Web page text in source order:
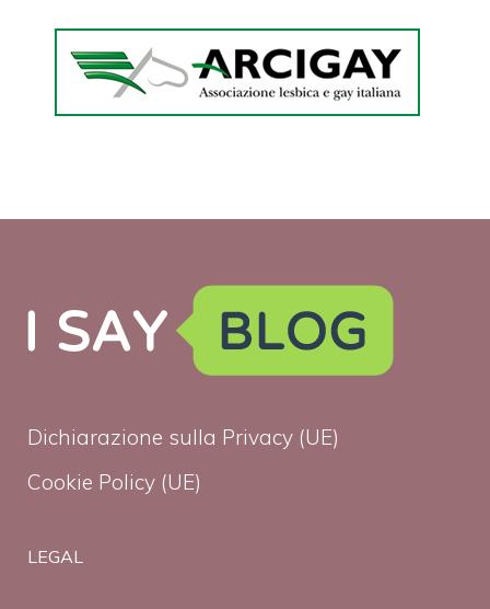
Dichiarazione sulla Privacy (UE)
Cookie Policy (UE)
LEGAL